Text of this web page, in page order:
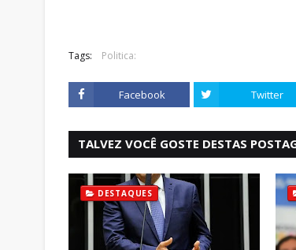
Tags: Politica:
Facebook Twitter
TALVEZ VOCÊ GOSTE DESTAS
DESTAQUES